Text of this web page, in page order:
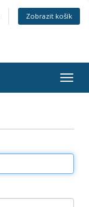
Zobrazit košík